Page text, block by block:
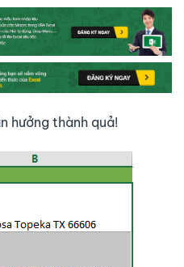
hưởng thành quả!